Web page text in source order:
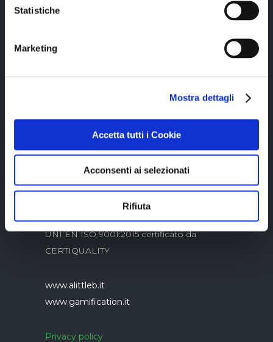
Statistiche
Marketing
Mostra dettagli
Accetta tutti i Cookie
Acconsenti ai selezionati
Rifiuta
Copyright © 2023 Alittleb.it SRL.- P.IVA
Azienda con sistema di gestione qualità
UNI EN ISO 9001:2015 certificato da
CERTIQUALITY
www.alittleb.it
www.gamification.it
Privacy policy